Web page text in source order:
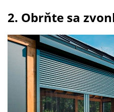
2. Obrňte sa